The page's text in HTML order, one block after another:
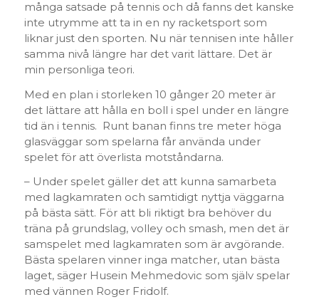
många satsade på tennis och då fanns det kanske
inte utrymme att ta in en ny racketsport som
liknar just den sporten. Nu när tennisen inte håller
samma nivå längre har det varit lättare. Det är
min personliga teori.
Med en plan i storleken 10 gånger 20 meter är
det lättare att hålla en boll i spel under en längre
tid än i tennis. Runt banan finns tre meter höga
glasväggar som spelarna får använda under
spelet för att överlista motståndarna.
– Under spelet gäller det att kunna samarbeta
med lagkamraten och samtidigt nyttja väggarna
på bästa sätt. För att bli riktigt bra behöver du
träna på grundslag, volley och smash, men det är
samspelet med lagkamraten som är avgörande.
Bästa spelaren vinner inga matcher, utan bästa
laget, säger Husein Mehmedovic som själv spelar
med vännen Roger Fridolf.